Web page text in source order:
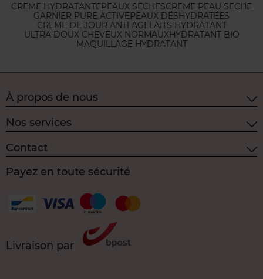
CREME HYDRATANTEPEAUX SÈCHESCREME PEAU SECHE
GARNIER PURE ACTIVEPEAUX DÉSHYDRATÉES
CREME DE JOUR ANTI AGELAITS HYDRATANT
ULTRA DOUX CHEVEUX NORMAUXHYDRATANT BIO
MAQUILLAGE HYDRATANT
À propos de nous
Nos services
Contact
Payez en toute sécurité
Livraison par